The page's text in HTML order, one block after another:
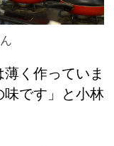
薄く作っていま
味です」と小林